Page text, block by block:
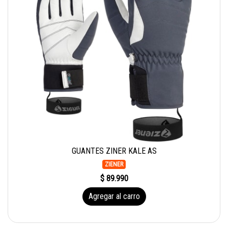
GUANTES ZINER KALE AS
ZIENER
$ 89.990
Agregar al carro